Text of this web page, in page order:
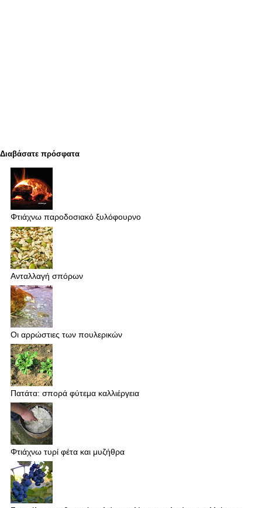
Διαβάσατε πρόσφατα
Φτιάχνω παροδοσιακό ξυλόφουρνο
Ανταλλαγή σπόρων
Οι αρρώστιες των πουλερικών
Πατάτα: σπορά φύτεμα καλλιέργεια
Φτιάχνω τυρί φέτα και μυζήθρα